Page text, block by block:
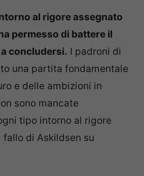
al rigore assegnato
permesso di battere il
concludersi. I padroni di
una partita fondamentale
e delle ambizioni in
sono mancate
tipo intorno al rigore
fallo di Askildsen su